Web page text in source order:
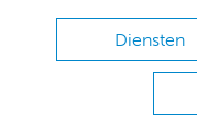
Diensten